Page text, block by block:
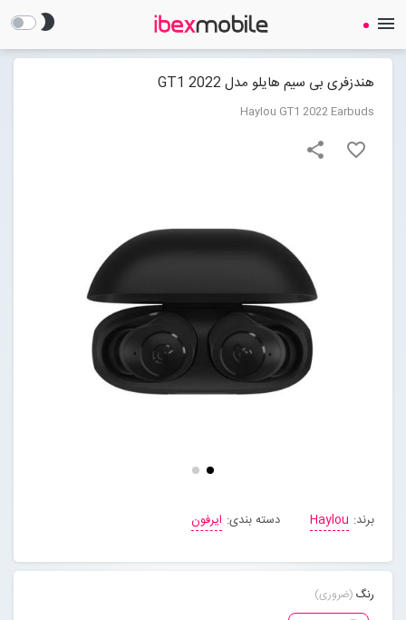
درباره ما
brightness_2 menu
هندزفری بی سیم هایلو مدل GT1 2022
Haylou GT1 2022 Earbuds
favorite_border
share
برند: Haylou دسته بندی: ایرفون
رنگ (ضروری)